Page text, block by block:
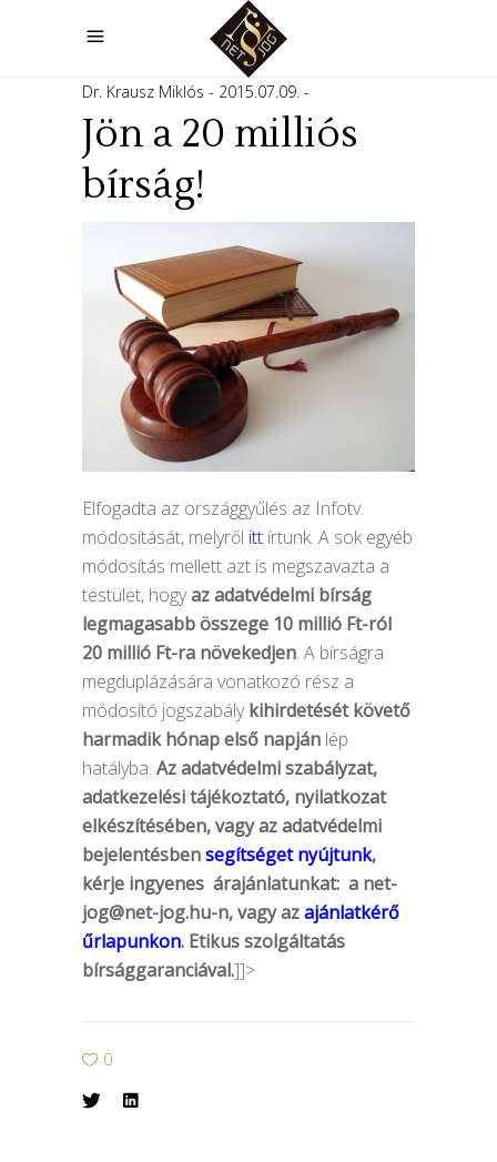
Dr. Krausz Miklós 2015.07.09.
Jön a 20 milliós
bírság!
Elfogadta az országgyűlés az Infotv.
módosítását, melyről itt írtunk. A sok egyéb
módosítás mellett azt is megszavazta a
testület, hogyaz adatvédelmi bírság
legmagasabb összege 10 millió Ft-ról
20 millió Ft-ra növekedjen. A bírságra
megduplázására vonatkozó rész a
módosító jogszabálykihirdetését követő
harmadik hónap első napján lép
hatályba. Az adatvédelmi szabályzat,
adatkezelési tájékoztató, nyilatkozat
elkészítésében, vagy az adatvédelmi
bejelentésbensegítséget nyújtunk,
kérje ingyenes árajánlatunkat: a net-
jog@net-jog.hu-n, vagy azajánlatkérő
űrlapunkon. Etikus szolgáltatás
bírsággaranciával.]]>
0